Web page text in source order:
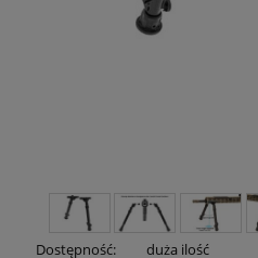
Dostępność:
duża ilość